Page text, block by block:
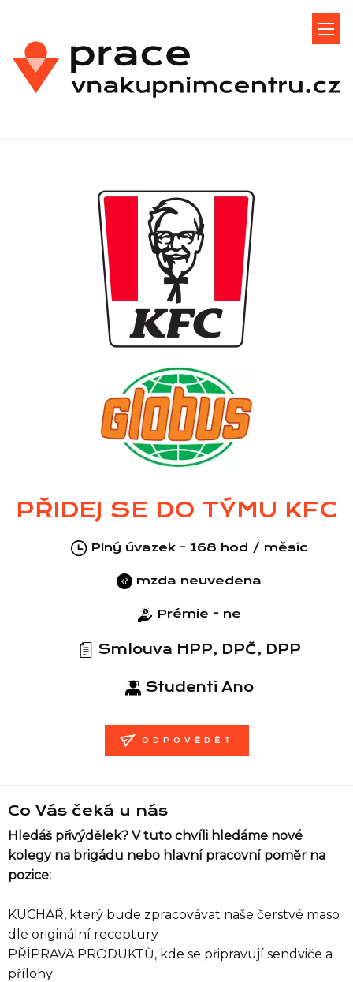
PŘIDEJ SE DO TÝMU KFC
Plný úvazek - 168 hod / měsíc
mzda neuvedena
Prémie - ne
Smlouva HPP, DPČ, DPP
Studenti Ano
ODPOVĚDĚT
Co Vás čeká u nás
Hledáš přivýdělek? V tuto chvíli hledáme nové
kolegy na brigádu nebo hlavní pracovní poměr na
pozice:
KUCHAŘ, který bude zpracovávat naše čerstvé maso
dle originální receptury
PŘÍPRAVA PRODUKTŮ, kde se připravují sendviče a
přílohy